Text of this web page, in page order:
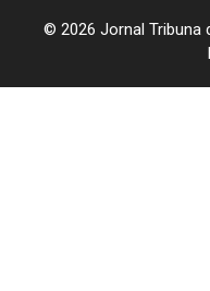
© 2026 Jornal Tribuna